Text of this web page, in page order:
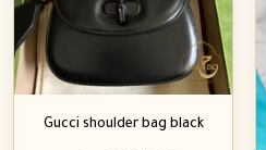
Gucci shoulder bag black